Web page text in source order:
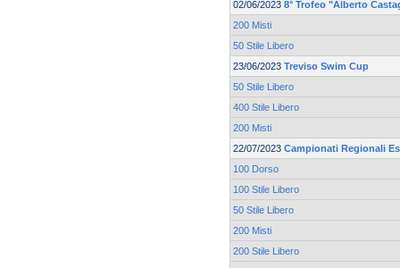
02/06/2023 8° Trofeo "Alberto
200 Misti
50 Stile Libero
23/06/2023 Treviso Swim Cup
50 Stile Libero
400 Stile Libero
200 Misti
22/07/2023 Campionati Regionali
100 Dorso
100 Stile Libero
50 Stile Libero
200 Misti
200 Stile Libero